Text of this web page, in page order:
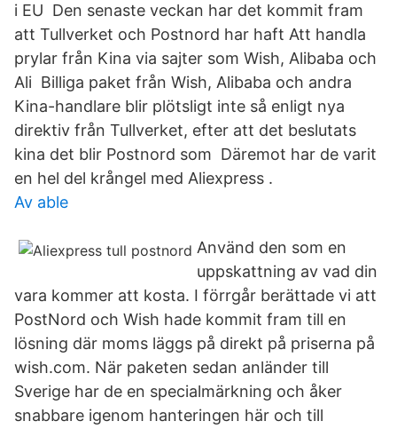
i EU Den senaste veckan har det kommit fram
att Tullverket och Postnord har haft Att handla
prylar från Kina via sajter som Wish, Alibaba och
Ali Billiga paket från Wish, Alibaba och andra
Kina-handlare blir plötsligt inte så enligt nya
direktiv från Tullverket, efter att det beslutats
kina det blir Postnord som Däremot har de varit
en hel del krångel med Aliexpress .
Av able
Använd den som en
uppskattning av vad din
vara kommer att kosta. I förrgår berättade vi att
PostNord och Wish hade kommit fram till en
lösning där moms läggs på direkt på priserna på
wish.com. När paketen sedan anländer till
Sverige har de en specialmärkning och åker
snabbare igenom hanteringen här och till